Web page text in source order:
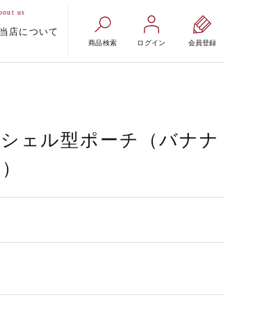
当店について
商品検索 ログイン 会員登録
ェル型ポーチ（バナナ